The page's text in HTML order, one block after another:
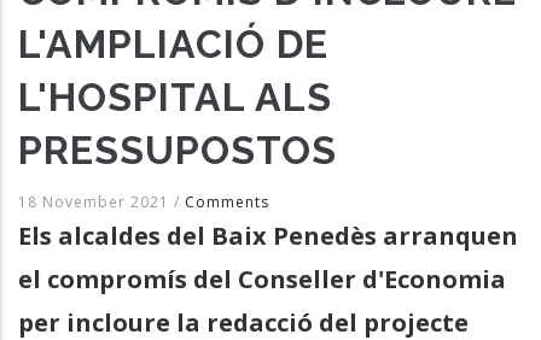
L'AMPLIACIÓ DE
L'HOSPITAL ALS
PRESSUPOSTOS
18 November 2021 / Comments
Els alcaldes del Baix Penedès arranquen
el compromís del Conseller d'Economia
per incloure la redacció del projecte